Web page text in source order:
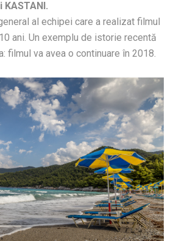
KASTANI.
al echipei care a realizat filmul
ani. Un exemplu de istorie recentă
filmul va avea o continuare în 2018.